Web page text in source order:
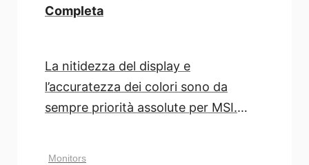
Completa
La nitidezza del display e
l’accuratezza dei colori sono da
sempre priorità assolute per MSI.
Monitors